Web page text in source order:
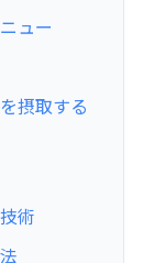
ュー
摂取する
術